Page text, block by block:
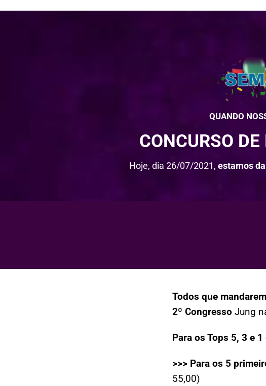
QUANDO
CONCURSO
Hoje, dia 26/07/2021, estamos
Todos que
2º Congresso Jung
Para os Tops 5, 3 e
>>> Para os 5
55,00)